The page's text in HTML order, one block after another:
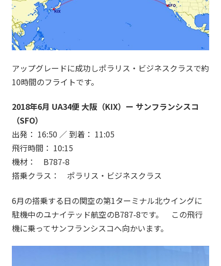
アップグレードに成功しポラリス・ビジネスクラスで約
10時間のフライトです。
2018年6月 UA34便 大阪（KIX）ー サンフランシスコ
（SFO）
出発： 16:50 ／ 到着： 11:05
飛行時間： 10:15
機材： B787-8
搭乗クラス： ポラリス・ビジネスクラス
6月の搭乗する日の関空の第1ターミナル北ウイングに
駐機中のユナイテッド航空のB787-8です。 この飛行
機に乗ってサンフランシスコへ向かいます。